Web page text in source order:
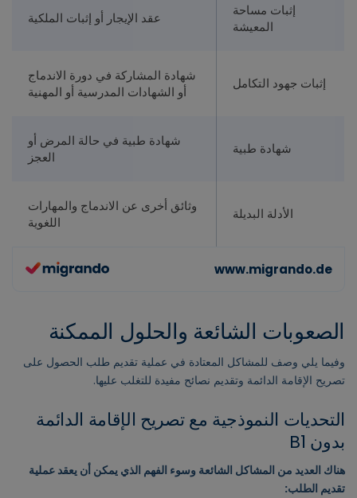
إثبات مساحة
المعيشة
عقد الإيجار أو إثبات الملكية
إثبات جهود التكامل
شهادة المشاركة في دورة الاندماج
أو الشهادات المدرسية أو المهنية
شهادة طبية
شهادة طبية في حالة المرض أو
العجز
الأدلة البديلة
وثائق أخرى عن الاندماج والمهارات
اللغوية
الصعوبات الشائعة والحلول الممكنة
وفيما يلي وصف للمشاكل المعتادة في عملية تقديم طلب الحصول على
تصريح الإقامة الدائمة وتقديم نصائح مفيدة للتغلب عليها.
التحديات النموذجية مع تصريح الإقامة الدائمة
بدون B1
هناك العديد من المشاكل الشائعة وسوء الفهم الذي يمكن أن يعقد عملية
تقديم الطلب: